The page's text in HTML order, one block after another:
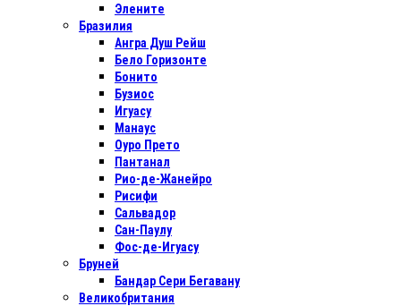
Элените
Бразилия
Ангра Душ Рейш
Бело Горизонте
Бонито
Бузиос
Игуасу
Манаус
Оуро Прето
Пантанал
Рио-де-Жанейро
Рисифи
Сальвадор
Сан-Паулу
Фос-де-Игуасу
Бруней
Бандар Сери Бегавану
Великобритания